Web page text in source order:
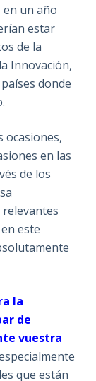
en un año
estar
de la
Innovación,
donde
ocasiones,
en las
de los
este
la
de
vuestra
que están